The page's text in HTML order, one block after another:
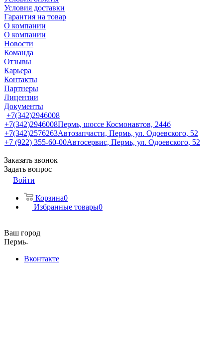
Условия доставки
Гарантия на товар
О компании
О компании
Новости
Команда
Отзывы
Карьера
Контакты
Партнеры
Лицензии
Документы
+7(342)2946008
+7(342)2946008Пермь, шоссе Космонавтов, 244б
+7(342)2576263Автозапчасти, Пермь, ул. Одоевского, 52
+7 (922) 355-60-00Автосервис, Пермь, ул. Одоевского, 52
Заказать звонок
Задать вопрос
Войти
Корзина0
Избранные товары0
Ваш город
Пермь
Вконтакте